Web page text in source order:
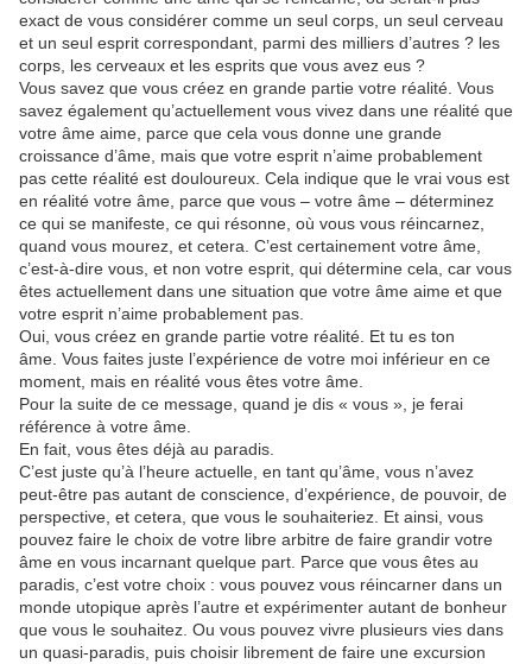
exact de vous considérer comme un seul corps, un seul cerveau
et un seul esprit correspondant, parmi des milliers d’autres ? les
corps, les cerveaux et les esprits que vous avez eus ?
Vous savez que vous créez en grande partie votre réalité. Vous
savez également qu’actuellement vous vivez dans une réalité que
votre âme aime, parce que cela vous donne une grande
croissance d’âme, mais que votre esprit n’aime probablement
pas cette réalité est douloureux. Cela indique que le vrai vous est
en réalité votre âme, parce que vous – votre âme – déterminez
ce qui se manifeste, ce qui résonne, où vous vous réincarnez,
quand vous mourez, et cetera. C’est certainement votre âme,
c’est-à-dire vous, et non votre esprit, qui détermine cela, car vous
êtes actuellement dans une situation que votre âme aime et que
votre esprit n’aime probablement pas.
Oui, vous créez en grande partie votre réalité. Et tu es ton
âme. Vous faites juste l’expérience de votre moi inférieur en ce
moment, mais en réalité vous êtes votre âme.
Pour la suite de ce message, quand je dis « vous », je ferai
référence à votre âme.
En fait, vous êtes déjà au paradis.
C’est juste qu’à l’heure actuelle, en tant qu’âme, vous n’avez
peut-être pas autant de conscience, d’expérience, de pouvoir, de
perspective, et cetera, que vous le souhaiteriez. Et ainsi, vous
pouvez faire le choix de votre libre arbitre de faire grandir votre
âme en vous incarnant quelque part. Parce que vous êtes au
paradis, c’est votre choix : vous pouvez vous réincarner dans un
monde utopique après l’autre et expérimenter autant de bonheur
que vous le souhaitez. Ou vous pouvez vivre plusieurs vies dans
un quasi-paradis, puis choisir librement de faire une excursion